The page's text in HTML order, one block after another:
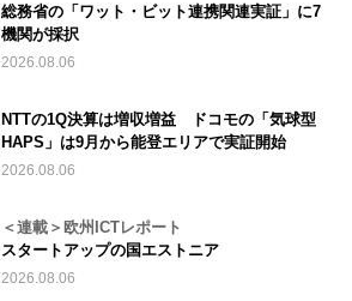
総務省の「ワット・ビット連携関連実証」に7
機関が採択
2026.08.06
NTTの1Q決算は増収増益 ドコモの「気球型
HAPS」は9月から能登エリアで実証開始
2026.08.06
＜連載＞欧州ICTレポート
スタートアップの国エストニア
2026.08.06